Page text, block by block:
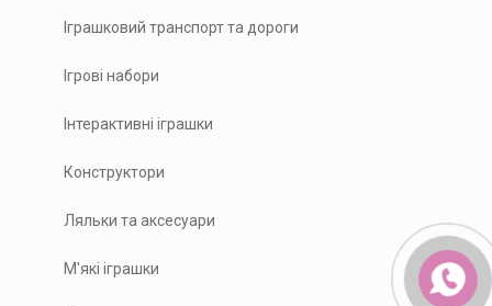
Іграшковий транспорт та дороги
Ігрові набори
Інтерактивні іграшки
Конструктори
Ляльки та аксесуари
М'які іграшки